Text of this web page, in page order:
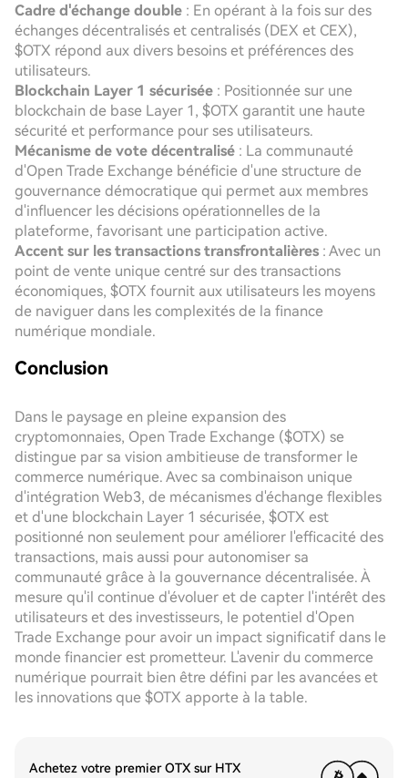
Cadre d'échange double : En opérant à la fois sur des
échanges décentralisés et centralisés (DEX et CEX),
$OTX répond aux divers besoins et préférences des
utilisateurs.
Blockchain Layer 1 sécurisée : Positionnée sur une
blockchain de base Layer 1, $OTX garantit une haute
sécurité et performance pour ses utilisateurs.
Mécanisme de vote décentralisé : La communauté
d'Open Trade Exchange bénéficie d'une structure de
gouvernance démocratique qui permet aux membres
d'influencer les décisions opérationnelles de la
plateforme, favorisant une participation active.
Accent sur les transactions transfrontalières : Avec un
point de vente unique centré sur des transactions
économiques, $OTX fournit aux utilisateurs les moyens
de naviguer dans les complexités de la finance
numérique mondiale.
Conclusion
Dans le paysage en pleine expansion des
cryptomonnaies, Open Trade Exchange ($OTX) se
distingue par sa vision ambitieuse de transformer le
commerce numérique. Avec sa combinaison unique
d'intégration Web3, de mécanismes d'échange flexibles
et d'une blockchain Layer 1 sécurisée, $OTX est
positionné non seulement pour améliorer l'efficacité des
transactions, mais aussi pour autonomiser sa
communauté grâce à la gouvernance décentralisée. À
mesure qu'il continue d'évoluer et de capter l'intérêt des
utilisateurs et des investisseurs, le potentiel d'Open
Trade Exchange pour avoir un impact significatif dans le
monde financier est prometteur. L'avenir du commerce
numérique pourrait bien être défini par les avancées et
les innovations que $OTX apporte à la table.
Achetez votre premier OTX sur HTX